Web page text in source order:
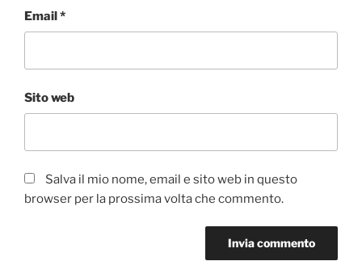
Email*
Sito web
Salva il mio nome, email e sito web in questo
browser per la prossima volta che commento.